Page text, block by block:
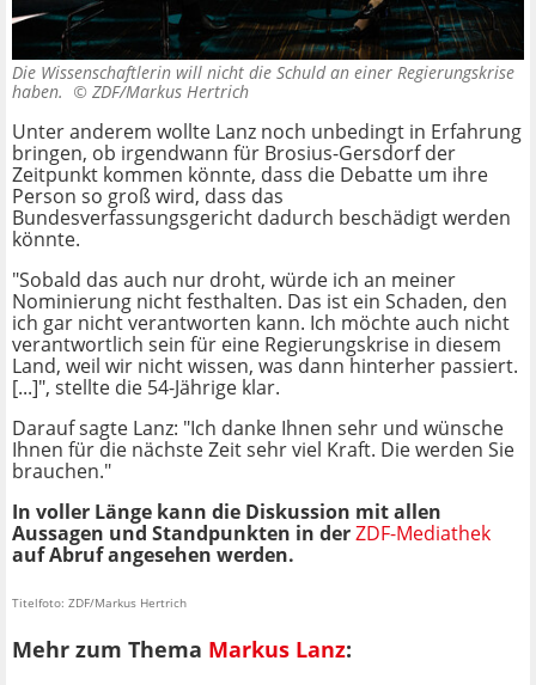
Die Wissenschaftlerin will nicht die Schuld an einer Regierungskrise
haben. © ZDF/Markus Hertrich
Unter anderem wollte Lanz noch unbedingt in Erfahrung
bringen, ob irgendwann für Brosius-Gersdorf der
Zeitpunkt kommen könnte, dass die Debatte um ihre
Person so groß wird, dass das
Bundesverfassungsgericht dadurch beschädigt werden
könnte.
"Sobald das auch nur droht, würde ich an meiner
Nominierung nicht festhalten. Das ist ein Schaden, den
ich gar nicht verantworten kann. Ich möchte auch nicht
verantwortlich sein für eine Regierungskrise in diesem
Land, weil wir nicht wissen, was dann hinterher passiert.
[...]", stellte die 54-Jährige klar.
Darauf sagte Lanz: "Ich danke Ihnen sehr und wünsche
Ihnen für die nächste Zeit sehr viel Kraft. Die werden Sie
brauchen."
In voller Länge kann die Diskussion mit allen
Aussagen und Standpunkten in derZDF-Mediathek
auf Abruf angesehen werden.
Titelfoto: ZDF/Markus Hertrich
Mehr zum Thema Markus Lanz: